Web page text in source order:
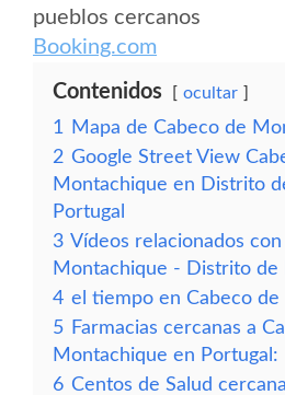
pueblos cercanos
Booking.com
Contenidos ocultar
1
Mapa de Cabeco de
2 Google Street View
Montachique en Distrito
Portugal
3 Vídeos relacionados
Montachique - Distrito de
4 el tiempo en Cabeco
5 Farmacias cercanas a
Montachique en Portugal:
6 Centos de Salud